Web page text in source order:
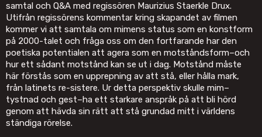
samtal och Q&A med regissören Maurizius Staerkle Drux.
Utifrån regissörens kommentar kring skapandet av filmen
kommer vi att samtala om mimens status som en konstform
på 2000-talet och fråga oss om den fortfarande har den
poetiska potentialen att agera som en motståndsform–och
hur ett sådant motstånd kan se ut i dag. Motstånd måste
här förstås som en upprepning av att stå, eller hålla mark,
från latinets re-sistere. Ur detta perspektiv skulle mim–
tystnad och gest–ha ett starkare anspråk på att bli hörd
genom att hävda sin rätt att stå grundad mitt i världens
ständiga rörelse.